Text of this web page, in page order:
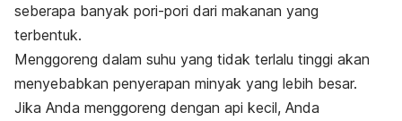
seberapa banyak pori-pori dari makanan yang
terbentuk.
Menggoreng dalam suhu yang tidak terlalu tinggi akan
menyebabkan penyerapan minyak yang lebih besar.
Jika Anda menggoreng dengan api kecil, Anda